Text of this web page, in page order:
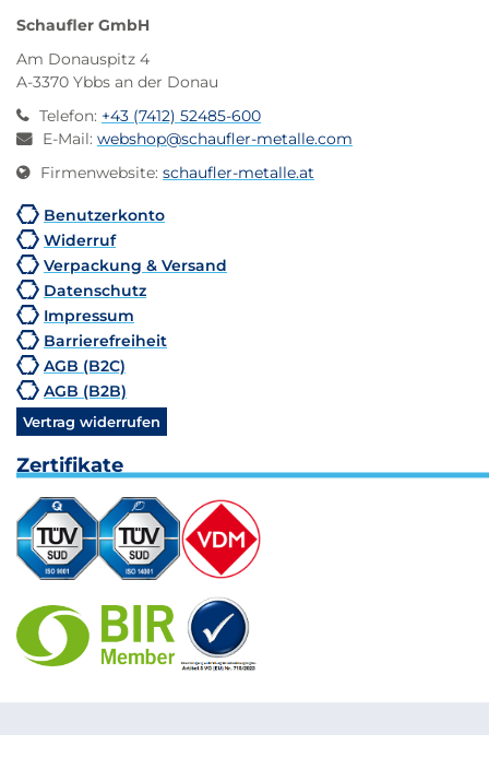
Schaufler GmbH
Am Donauspitz 4
A-3370 Ybbs an der Donau
Telefon: +43 (7412) 52485-600
E-Mail: webshop@schaufler-metalle.com
Firmenwebsite: schaufler-metalle.at
Benutzerkonto
Widerruf
Verpackung & Versand
Datenschutz
Impressum
Barrierefreiheit
AGB (B2C)
AGB (B2B)
Vertrag widerrufen
Zertifikate